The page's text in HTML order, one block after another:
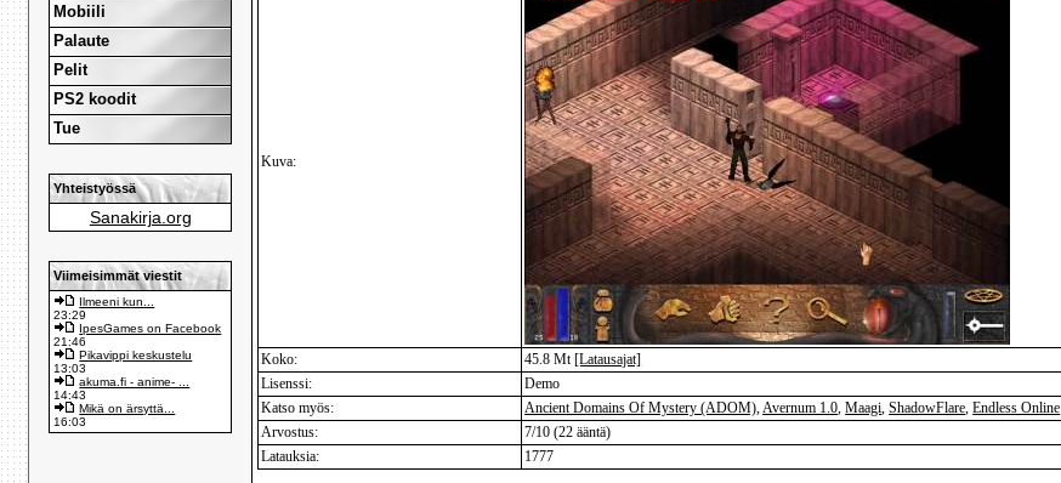
Mobiili
Palaute
Pelit
PS2 koodit
Tue
Yhteistyössä
Sanakirja.org
Viimeisimmät viestit
Ilmeeni kun...
23:29
IpesGames on Facebook
21:46
Pikavippi keskustelu
13:03
akuma.fi - anime- ...
14:43
Mikä on ärsyttä...
16:03
Kuva:
Koko: 45.8 Mt [Latausajat]
Lisenssi:
Demo
Katso myös:
Ancient Domains Of Mystery (ADOM),Avernum 1.0,Maagi,ShadowFlare,Endless Online
Arvostus:
7/10 (22 ääntä)
Latauksia:
1777